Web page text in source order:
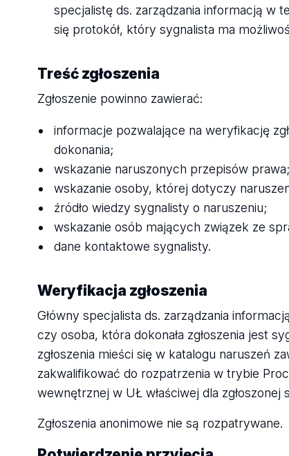
specjalistę ds. zarządzania informacją w
się protokół, który sygnalista ma
Treść zgłoszenia
Zgłoszenie powinno zawierać:
informacje pozwalające na weryfikację
dokonania;
wskazanie naruszonych przepisów prawa;
wskazanie osoby, której dotyczy
źródło wiedzy sygnalisty o naruszeniu;
wskazanie osób mających związek ze
dane kontaktowe sygnalisty.
Weryfikacja zgłoszenia
Główny specjalista ds. zarządzania
czy osoba, która dokonała zgłoszenia jest
zgłoszenia mieści się w katalogu naruszeń
zakwalifikować do rozpatrzenia w trybie
wewnętrznej w UŁ właściwej dla
Zgłoszenia anonimowe nie są rozpatrywane.